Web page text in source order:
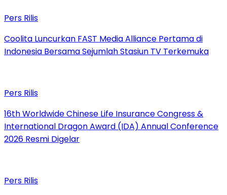
Pers Rilis
Coolita Luncurkan FAST Media Alliance Pertama di
Indonesia Bersama Sejumlah Stasiun TV Terkemuka
Pers Rilis
16th Worldwide Chinese Life Insurance Congress &
International Dragon Award (IDA) Annual Conference
2026 Resmi Digelar
Pers Rilis